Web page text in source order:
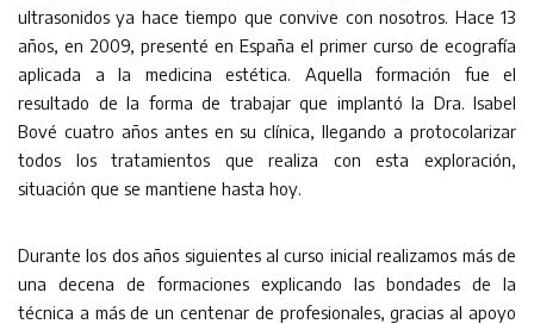
ultrasonidos ya hace tiempo que convive con nosotros. Hace 13
años, en 2009, presenté en España el primer curso de ecografía
aplicada a la medicina estética. Aquella formación fue el
resultado de la forma de trabajar que implantó la Dra. Isabel
Bové cuatro años antes en su clínica, llegando a protocolarizar
todos los tratamientos que realiza con esta exploración,
situación que se mantiene hasta hoy.
Durante los dos años siguientes al curso inicial realizamos más de
una decena de formaciones explicando las bondades de la
técnica a más de un centenar de profesionales, gracias al apoyo